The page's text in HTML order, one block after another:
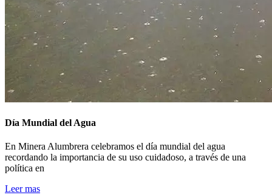
Día Mundial del Agua
En Minera Alumbrera celebramos el día mundial del agua
recordando la importancia de su uso cuidadoso, a través de una
política en
Leer mas